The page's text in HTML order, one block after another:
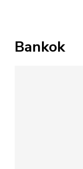
Bankok